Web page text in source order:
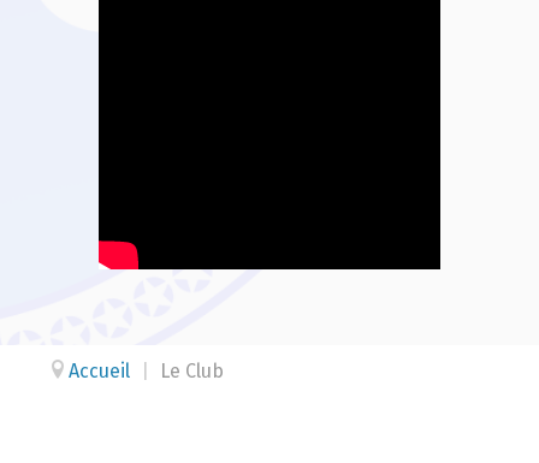
Accueil Le Club